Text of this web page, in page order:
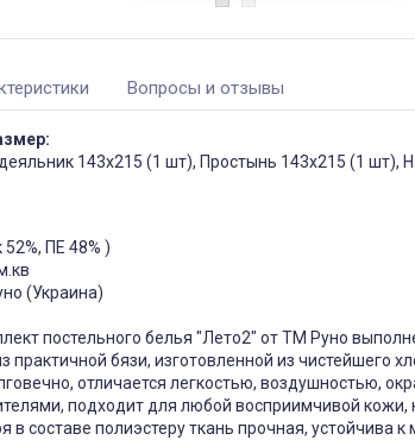
на
має висоту
підійде цей
цей
при
за
Джульєтта
апреля 2026 09:11
відправити через 3 дні а
відправили через 5 днів та
попередили
6 марта
Вопросы и отзывы
143х215 (1 шт), Простынь 143х215 (1 шт),
ПЕ 48% )
(Украина)
постельного белья "Лето2" от ТМ Руно
практичной бязи, изготовленной из чистейшего
отличается легкостью, воздушностью,
подходит для любой восприимчивой
в составе полиэстеру ткань прочная, устойчива